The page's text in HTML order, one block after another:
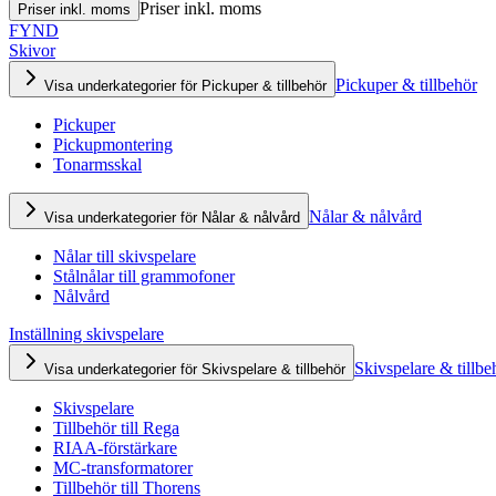
Priser inkl. moms Priser inkl. moms
FYND
Skivor
Visa underkategorier för Pickuper & tillbehör Pickuper & tillbehör
Pickuper
Pickupmontering
Tonarmsskal
Visa underkategorier för Nålar & nålvård Nålar & nålvård
Nålar till skivspelare
Stålnålar till grammofoner
Nålvård
Inställning skivspelare
Visa underkategorier för Skivspelare & tillbehör Skivspelare &
Skivspelare
Tillbehör till Rega
RIAA-förstärkare
MC-transformatorer
Tillbehör till Thorens